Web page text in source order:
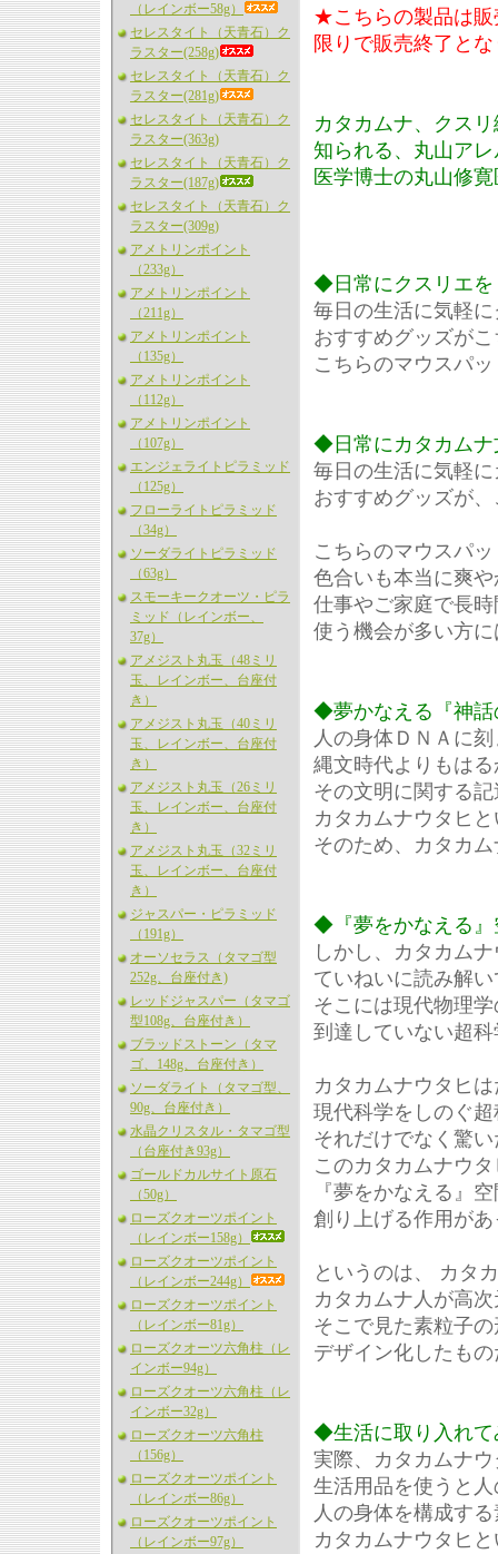
（レインボー58g）
セレスタイト（天青石）ク
ラスター(258g)
セレスタイト（天青石）ク
ラスター(281g)
セレスタイト（天青石）ク
ラスター(363g)
セレスタイト（天青石）ク
ラスター(187g)
セレスタイト（天青石）ク
ラスター(309g)
アメトリンポイント
（233g）
アメトリンポイント
（211g）
アメトリンポイント
（135g）
アメトリンポイント
（112g）
アメトリンポイント
（107g）
エンジェライトピラミッド
（125g）
フローライトピラミッド
（34g）
ソーダライトピラミッド
（63g）
スモーキークオーツ・ピラ
ミッド（レインボー、
37g）
アメジスト丸玉（48ミリ
玉、レインボー、台座付
き）
アメジスト丸玉（40ミリ
玉、レインボー、台座付
き）
アメジスト丸玉（26ミリ
玉、レインボー、台座付
き）
アメジスト丸玉（32ミリ
玉、レインボー、台座付
き）
ジャスパー・ピラミッド
（191g）
オーソセラス（タマゴ型
252g、台座付き)
レッドジャスパー（タマゴ
型108g、台座付き）
ブラッドストーン（タマ
ゴ、148g、台座付き）
ソーダライト（タマゴ型、
90g、台座付き）
水晶クリスタル・タマゴ型
（台座付き93g）
ゴールドカルサイト原石
（50g）
ローズクオーツポイント
（レインボー158g）
ローズクオーツポイント
（レインボー244g）
ローズクオーツポイント
（レインボー81g）
ローズクオーツ六角柱（レ
インボー94g）
ローズクオーツ六角柱（レ
インボー32g）
ローズクオーツ六角柱
（156g）
ローズクオーツポイント
（レインボー86g）
ローズクオーツポイント
（レインボー97g）
★こちらの製品は販
限りで販売終了と
カタカムナ、クス
知られる、丸山ア
医学博士の丸山修
◆日常にクスリエを
毎日の生活に気軽
おすすめグッズが
こちらのマウスパ
◆日常にカタカムナ
毎日の生活に気軽
おすすめグッズが
こちらのマウスパ
色合いも本当に爽
仕事やご家庭で長
使う機会が多い方
◆夢かなえる『神話
人の身体ＤＮＡに
縄文時代よりもは
その文明に関する
カタカムナウタヒ
そのため、カタカ
◆『夢をかなえる』
しかし、カタカム
ていねいに読み解
そこには現代物理
到達していない超
カタカムナウタヒ
現代科学をしのぐ
それだけでなく驚
このカタカムナウ
『夢をかなえる』
創り上げる作用が
というのは、 カタ
カタカムナ人が高
そこで見た素粒子
デザイン化したも
◆生活に取り入れて
実際、カタカムナ
生活用品を使うと
人の身体を構成す
カタカムナウタヒ